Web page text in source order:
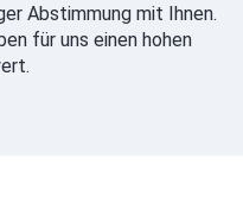
Abstimmung mit Ihnen.
für uns einen hohen